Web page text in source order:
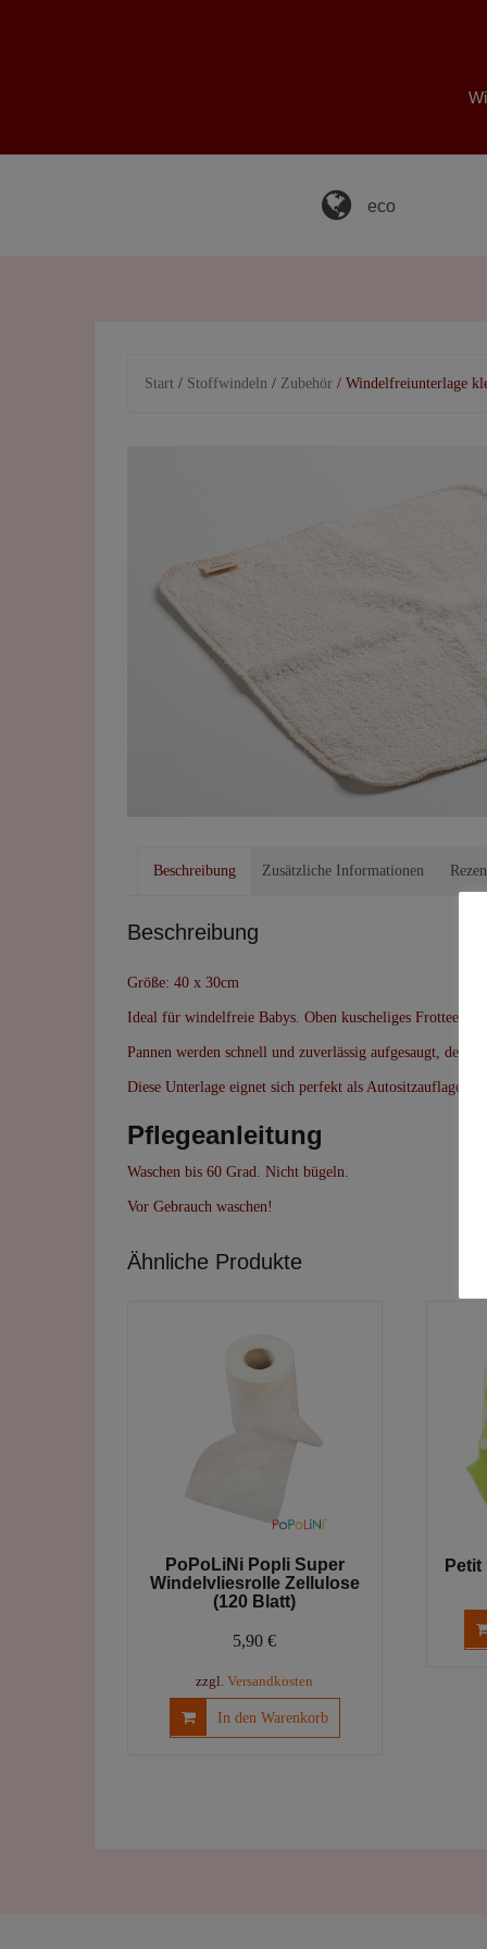
eco
Start / Stoffwindeln / Zubehör / Windelfreiunterlage
Beschreibung Zusätzliche Informationen
Beschreibung
Größe: 40 x 30cm
Ideal für windelfreie Babys. Oben kuscheliges Frottee
Pannen werden schnell und zuverlässig aufgesaugt, der
Diese Unterlage eignet sich perfekt als Autositzauflage,
Pflegeanleitung
Waschen bis 60 Grad. Nicht bügeln.
Vor Gebrauch waschen!
Ähnliche Produkte
PoPoLiNi Popli Super
Windelvliesrolle Zellulose
(120 Blatt)
5,90€
zzgl.Versandkosten
In den Warenkorb